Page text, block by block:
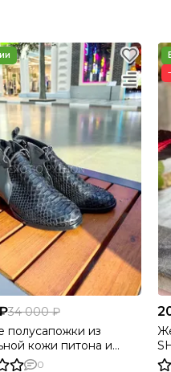
34 000 ₽
полусапожки из
кожи питона и
1980